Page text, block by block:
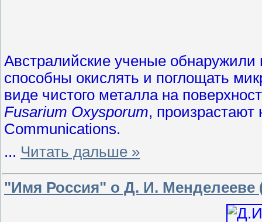
Австралийские ученые обнаружили
способны окислять и поглощать
виде чистого металла на
Fusarium Oxysporum, произрастают
Communications.
... Читать дальше »
"Имя Россия" о Д. И. Менделееве